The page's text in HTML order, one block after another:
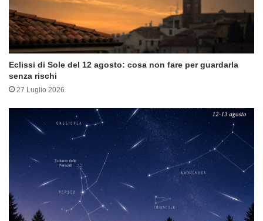
Eclissi di Sole del 12 agosto: cosa non fare per guardarla
senza rischi
27 Luglio 2026